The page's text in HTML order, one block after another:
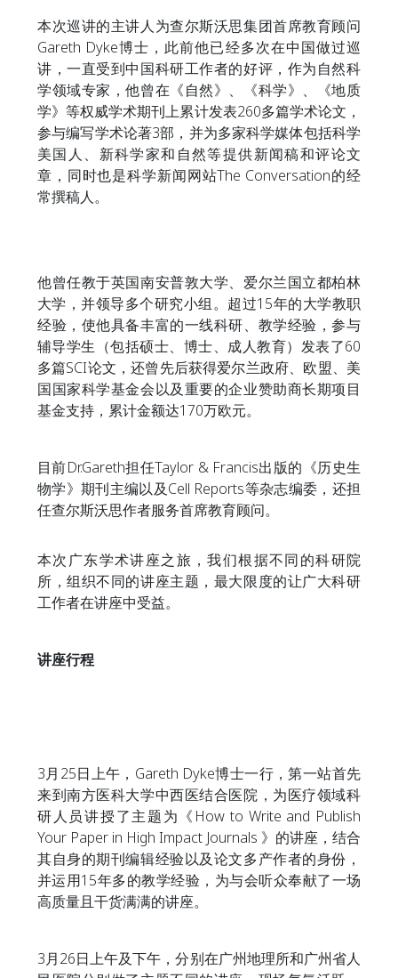
本次巡讲的主讲人为查尔斯沃思集团首席教育顾问
Gareth Dyke博士，此前他已经多次在中国做过巡
讲，一直受到中国科研工作者的好评，作为自然科
学领域专家，他曾在《自然》、《科学》、《地质
学》等权威学术期刊上累计发表260多篇学术论文，
参与编写学术论著3部，并为多家科学媒体包括科学
美国人、新科学家和自然等提供新闻稿和评论文
章，同时也是科学新闻网站The Conversation的经
常撰稿人。
他曾任教于英国南安普敦大学、爱尔兰国立都柏林
大学，并领导多个研究小组。超过15年的大学教职
经验，使他具备丰富的一线科研、教学经验，参与
辅导学生（包括硕士、博士、成人教育）发表了60
多篇SCI论文，还曾先后获得爱尔兰政府、欧盟、美
国国家科学基金会以及重要的企业赞助商长期项目
基金支持，累计金额达170万欧元。
目前Dr.Gareth担任Taylor & Francis出版的《历史生
物学》期刊主编以及Cell Reports等杂志编委，还担
任查尔斯沃思作者服务首席教育顾问。
本次广东学术讲座之旅，我们根据不同的科研院
所，组织不同的讲座主题，最大限度的让广大科研
工作者在讲座中受益。
讲座行程
3月25日上午，Gareth Dyke博士一行，第一站首先
来到南方医科大学中西医结合医院，为医疗领域科
研人员讲授了主题为《How to Write and Publish
Your Paper in High Impact Journals 》的讲座，结合
其自身的期刊编辑经验以及论文多产作者的身份，
并运用15年多的教学经验，为与会听众奉献了一场
高质量且干货满满的讲座。
3月26日上午及下午，分别在广州地理所和广州省人